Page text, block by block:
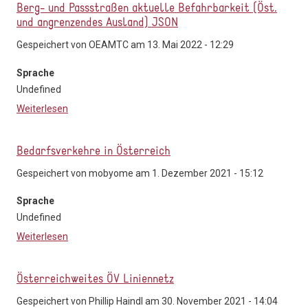
Berg- und Passstraßen aktuelle Befahrbarkeit (Öst.
und angrenzendes Ausland) JSON
Gespeichert von OEAMTCam 13. Mai 2022 - 12:29
Sprache
Undefined
Weiterlesen
Bedarfsverkehre in Österreich
Gespeichert von mobyome am 1. Dezember 2021 - 15:12
Sprache
Undefined
Weiterlesen
Österreichweites ÖV Liniennetz
Gespeichert von Phillip Haindl am 30. November 2021 - 14:04